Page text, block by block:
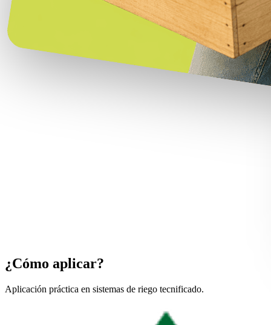
¿Cómo aplicar?
Aplicación práctica en sistemas de riego tecnificado.